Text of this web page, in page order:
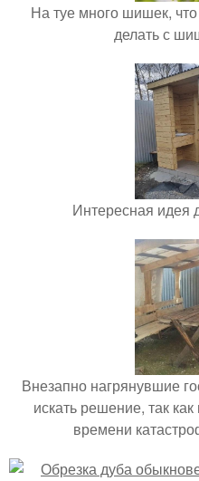
На туе много шишек,
делать с
Интересная идея
Внезапно нагрянувшие
искать решение, так
времени